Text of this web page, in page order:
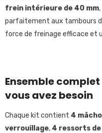
frein intérieure de 40 mm
parfaitement aux tambours
force de freinage efficace et
Ensemble
vous avez besoin
Chaque kit contient 4
verrouillage, 4 ressorts